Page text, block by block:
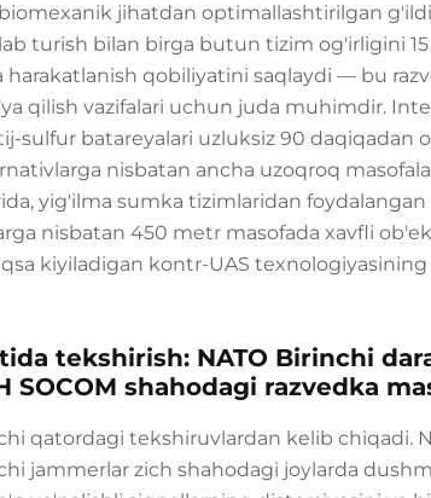
jihatdan optimallashtirilgan
turish bilan birga butun tizim og'irligini
qobiliyatini saqlaydi — bu
qilish vazifalari uchun juda muhimdir.
sulfur batareyalari uzluksiz 90 daqiqadan
nisbatan ancha uzoqroq
yig'ilma sumka tizimlaridan
nisbatan 450 metr masofada xavfli
kiyiladigan kontr-UAS
tekshirish: NATO Birinchi
SOCOM shahodagi razvedka
qatordagi tekshiruvlardan kelib chiqadi.
jammerlar zich shahodagi joylarda